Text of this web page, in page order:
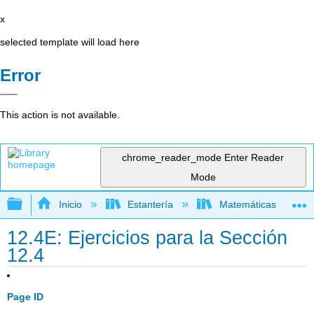
x
selected template will load here
Error
This action is not available.
chrome_reader_mode Enter Reader
Mode
Expandir/contraer jerarquía global
Inicio Estantería Matemáticas
12.4E: Ejercicios para la Sección
12.4
Page ID